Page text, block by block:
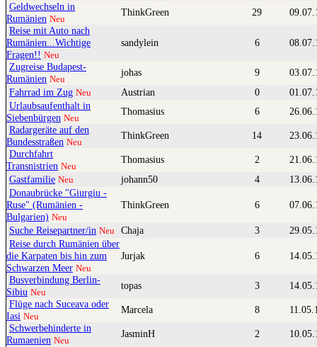
Geldwechseln in
Rumänien Neu
ThinkGreen 29
Reise mit Auto nach
Rumänien...Wichtige
Fragen!! Neu
sandylein 6
Zugreise Budapest-
Rumänien Neu
johas 9
Fahrrad im Zug Neu Austrian 0
Urlaubsaufenthalt in
Siebenbürgen Neu
Thomasius 6
Radargeräte auf den
Bundesstraßen Neu
ThinkGreen 14
Durchfahrt
Transnistrien Neu
Thomasius 2
Gastfamilie Neu johann50 4
Donaubrücke "Giurgiu -
Ruse" (Rumänien -
Bulgarien) Neu
ThinkGreen 6
Suche Reisepartner/in Neu Chaja 3
Reise durch Rumänien über
die Karpaten bis hin zum
Schwarzen Meer Neu
Jurjak 6
Busverbindung Berlin-
Sibiu Neu
topas 3
Flüge nach Suceava oder
Iasi Neu
Marcela 8
Schwerbehinderte in
Rumaenien Neu
JasminH 2